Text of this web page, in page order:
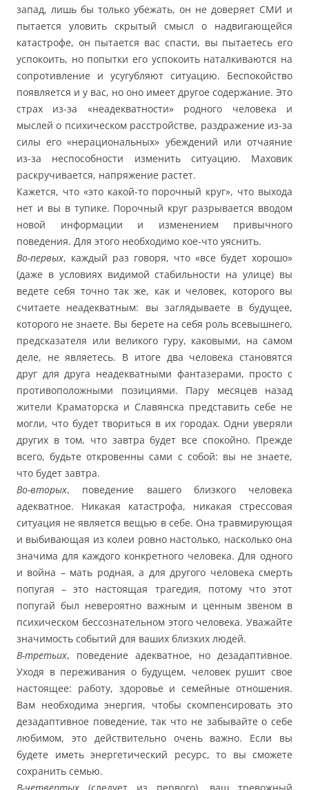
запад, лишь бы только убежать, он не доверяет СМИ и
пытается уловить скрытый смысл о надвигающейся
катастрофе, он пытается вас спасти, вы пытаетесь его
успокоить, но попытки его успокоить наталкиваются на
сопротивление и усугубляют ситуацию. Беспокойство
появляется и у вас, но оно имеет другое содержание. Это
страх из-за «неадекватности» родного человека и
мыслей о психическом расстройстве, раздражение из-за
силы его «нерациональных» убеждений или отчаяние
из-за неспособности изменить ситуацию. Маховик
раскручивается, напряжение растет.
Кажется, что «это какой-то порочный круг», что выхода
нет и вы в тупике. Порочный круг разрывается вводом
новой информации и изменением привычного
поведения. Для этого необходимо кое-что уяснить.
Во-первых, каждый раз говоря, что «все будет хорошо»
(даже в условиях видимой стабильности на улице) вы
ведете себя точно так же, как и человек, которого вы
считаете неадекватным: вы заглядываете в будущее,
которого не знаете. Вы берете на себя роль всевышнего,
предсказателя или великого гуру, каковыми, на самом
деле, не являетесь. В итоге два человека становятся
друг для друга неадекватными фантазерами, просто с
противоположными позициями. Пару месяцев назад
жители Краматорска и Славянска представить себе не
могли, что будет твориться в их городах. Одни уверяли
других в том, что завтра будет все спокойно. Прежде
всего, будьте откровенны сами с собой: вы не знаете,
что будет завтра.
Во-вторых, поведение вашего близкого человека
адекватное. Никакая катастрофа, никакая стрессовая
ситуация не является вещью в себе. Она травмирующая
и выбивающая из колеи ровно настолько, насколько она
значима для каждого конкретного человека. Для одного
и война – мать родная, а для другого человека смерть
попугая – это настоящая трагедия, потому что этот
попугай был невероятно важным и ценным звеном в
психическом бессознательном этого человека. Уважайте
значимость событий для ваших близких людей.
В-третьих, поведение адекватное, но дезадаптивное.
Уходя в переживания о будущем, человек рушит свое
настоящее: работу, здоровье и семейные отношения.
Вам необходима энергия, чтобы скомпенсировать это
дезадаптивное поведение, так что не забывайте о себе
любимом, это действительно очень важно. Если вы
будете иметь энергетический ресурс, то вы сможете
сохранить семью.